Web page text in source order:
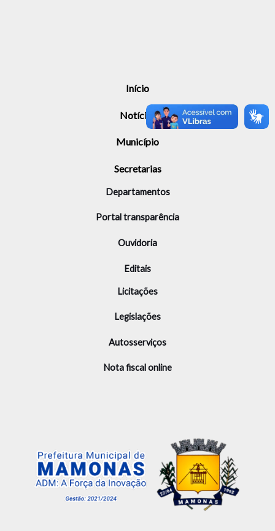
Início
Notícias
Município
Secretarias
Departamentos
Portal transparência
Ouvidoria
Editais
Licitações
Legislações
Autosserviços
Nota fiscal online